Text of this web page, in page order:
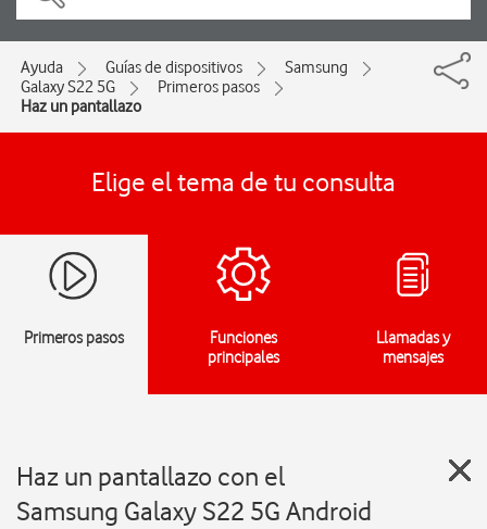
Ayuda Guías de dispositivos
Samsung
Galaxy S22 5G
Primeros pasos
Haz un pantallazo
Elige el tema de tu consulta
Primeros pasos
Funciones
principales
Llamadas y
mensajes
Haz un pantallazo con el
Samsung Galaxy S22 5G Android